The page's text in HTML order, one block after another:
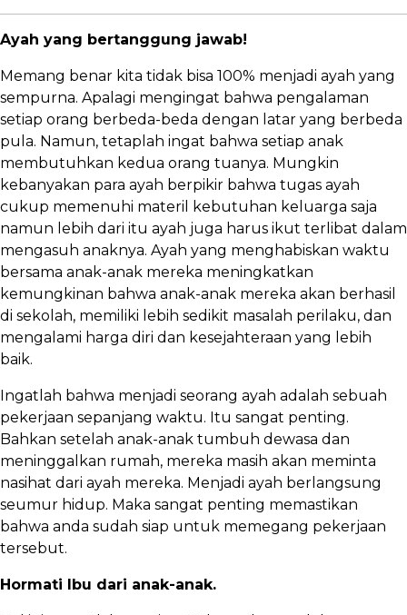
Ayah yang bertanggung jawab!
Memang benar kita tidak bisa 100% menjadi ayah yang
sempurna. Apalagi mengingat bahwa pengalaman
setiap orang berbeda-beda dengan latar yang berbeda
pula. Namun, tetaplah ingat bahwa setiap anak
membutuhkan kedua orang tuanya. Mungkin
kebanyakan para ayah berpikir bahwa tugas ayah
cukup memenuhi materil kebutuhan keluarga saja
namun lebih dari itu ayah juga harus ikut terlibat dalam
mengasuh anaknya. Ayah yang menghabiskan waktu
bersama anak-anak mereka meningkatkan
kemungkinan bahwa anak-anak mereka akan berhasil
di sekolah, memiliki lebih sedikit masalah perilaku, dan
mengalami harga diri dan kesejahteraan yang lebih
baik.
Ingatlah bahwa menjadi seorang ayah adalah sebuah
pekerjaan sepanjang waktu. Itu sangat penting.
Bahkan setelah anak-anak tumbuh dewasa dan
meninggalkan rumah, mereka masih akan meminta
nasihat dari ayah mereka. Menjadi ayah berlangsung
seumur hidup. Maka sangat penting memastikan
bahwa anda sudah siap untuk memegang pekerjaan
tersebut.
Hormati Ibu dari anak-anak.